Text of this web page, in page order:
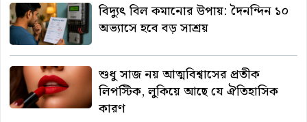
বিদ্যুৎ বিল কমানোর উপায়: দৈনন্দিন ১০
অভ্যাসে হবে বড় সাশ্রয়
শুধু সাজ নয় আত্মবিশ্বাসের প্রতীক
লিপস্টিক, লুকিয়ে আছে যে ঐতিহাসিক
কারণ